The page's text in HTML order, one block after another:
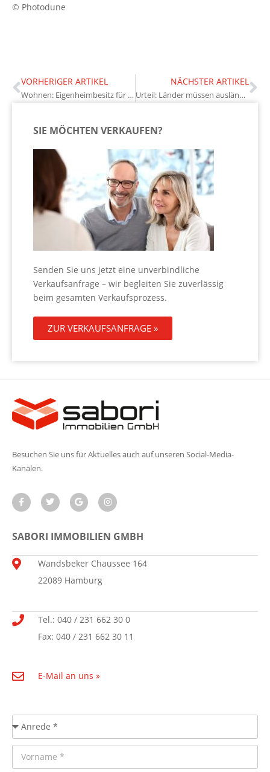
© Photodune
VORHERIGER ARTIKEL
Wohnen: Eigenheimbesitz für Zufriedenheit entscheidend
NÄCHSTER ARTIKEL
Urteil: Länder müssen ausländische Konkurrenz im Bausektor hinnehmen
SIE MÖCHTEN VERKAUFEN?
Senden Sie uns jetzt eine unverbindliche
Verkaufsanfrage – wir begleiten Sie zuverlässig
beim gesamten Verkaufsprozess.
ZUR VERKAUFSANFRAGE »
Besuchen Sie uns für Aktuelles auch auf unseren Social-Media-
Kanälen.
SABORI IMMOBILIEN GMBH
Wandsbeker Chaussee 164
22089 Hamburg
Tel.: 040 / 231 662 30 0
Fax: 040 / 231 662 30 11
E-Mail an uns »